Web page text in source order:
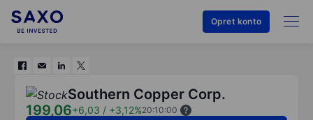
Opret konto
Southern Copper Corp.
199,06+6,03 / +3,12%20:10:00